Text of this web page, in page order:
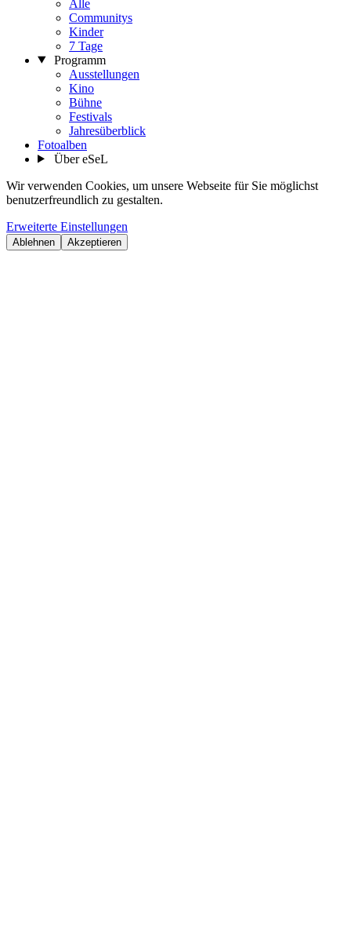
Alle
Communitys
Kinder
7 Tage
Programm
Ausstellungen
Kino
Bühne
Festivals
Jahresüberblick
Fotoalben
Über eSeL
Wir verwenden Cookies, um unsere Webseite für Sie möglichst
benutzerfreundlich zu gestalten.
Erweiterte Einstellungen
Ablehnen Akzeptieren